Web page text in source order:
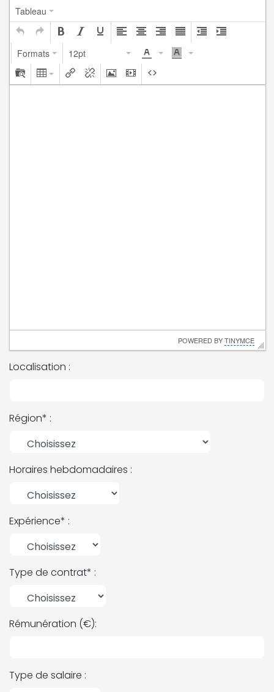
Tableau
Formats 12pt
POWERED BY TINYMCE
Localisation :
Région* :
Horaires hebdomadaires :
Expérience* :
Type de contrat* :
Rémunération (€):
Type de salaire :